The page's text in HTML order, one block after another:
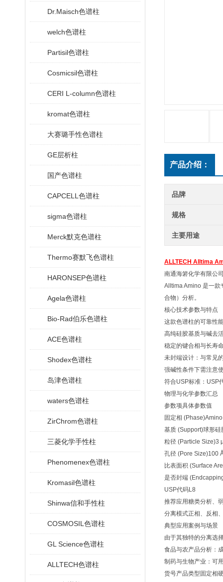
Dr.Maisch色谱柱
welch色谱柱
Partisil色谱柱
Cosmicsil色谱柱
CERI L-column色谱柱
kromat色谱柱
大赛璐手性色谱柱
GE层析柱
国产色谱柱
CAPCELL色谱柱
sigma色谱柱
Merck默克色谱柱
Thermo赛默飞色谱柱
HARONSEP色谱柱
Agela色谱柱
Bio-Rad伯乐色谱柱
ACE色谱柱
Shodex色谱柱
岛津色谱柱
waters色谱柱
ZirChrom色谱柱
三菱化学手性柱
Phenomenex色谱柱
Kromasil色谱柱
Shinwa信和手性柱
COSMOSIL色谱柱
GL Science色谱柱
ALLTECH色谱柱
产品介绍：
品牌
规格
主要用途
ALLTECH Alltima
南通海箬化学有限公
Alltima Amino 是一款
合物）分析。
核心技术参数与特点
这款色谱柱的可靠性
高纯硅胶基质与碱去
稳定的键合相与长寿
未封端设计：与常见
强碱性条件下需注意
符合USP标准：USP
物理与化学参数汇总
参数项具体参数值
固定相 (Phase)
基质 (Support)球形硅
粒径 (Particle Size)3
孔径 (Pore Size)100
比表面积 (Surface
是否封端
USP代码L8
推荐应用糖类分析、
分离模式正相、反相
典型应用案例与场景
由于其独特的分离选
食品与农产品分析：
制药与生物产业：可
货号产品类型 固定相